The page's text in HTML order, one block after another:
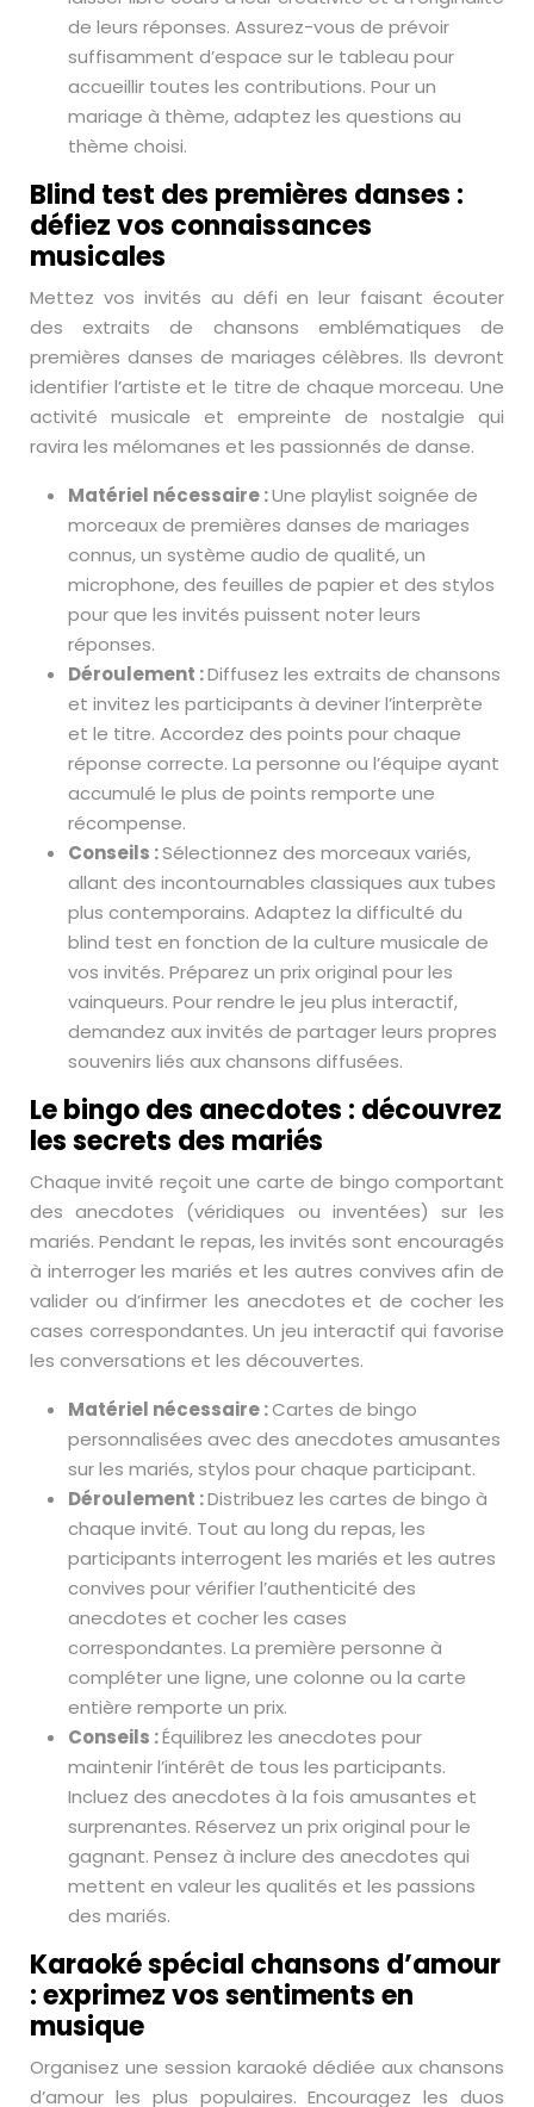
de leurs réponses. Assurez-vous de prévoir
suffisamment d’espace sur le tableau pour
accueillir toutes les contributions. Pour un
mariage à thème, adaptez les questions au
thème choisi.
Blind test des premières danses :
défiez vos connaissances
musicales
Mettez vos invités au défi en leur faisant écouter
des extraits de chansons emblématiques de
premières danses de mariages célèbres. Ils devront
identifier l’artiste et le titre de chaque morceau. Une
activité musicale et empreinte de nostalgie qui
ravira les mélomanes et les passionnés de danse.
Matériel nécessaire :Une playlist soignée de
morceaux de premières danses de mariages
connus, un système audio de qualité, un
microphone, des feuilles de papier et des stylos
pour que les invités puissent noter leurs
réponses.
Déroulement :Diffusez les extraits de chansons
et invitez les participants à deviner l’interprète
et le titre. Accordez des points pour chaque
réponse correcte. La personne ou l’équipe ayant
accumulé le plus de points remporte une
récompense.
Conseils :Sélectionnez des morceaux variés,
allant des incontournables classiques aux tubes
plus contemporains. Adaptez la difficulté du
blind test en fonction de la culture musicale de
vos invités. Préparez un prix original pour les
vainqueurs. Pour rendre le jeu plus interactif,
demandez aux invités de partager leurs propres
souvenirs liés aux chansons diffusées.
Le bingo des anecdotes : découvrez
les secrets des mariés
Chaque invité reçoit une carte de bingo comportant
des anecdotes (véridiques ou inventées) sur les
mariés. Pendant le repas, les invités sont encouragés
à interroger les mariés et les autres convives afin de
valider ou d’infirmer les anecdotes et de cocher les
cases correspondantes. Un jeu interactif qui favorise
les conversations et les découvertes.
Matériel nécessaire :Cartes de bingo
personnalisées avec des anecdotes amusantes
sur les mariés, stylos pour chaque participant.
Déroulement :Distribuez les cartes de bingo à
chaque invité. Tout au long du repas, les
participants interrogent les mariés et les autres
convives pour vérifier l’authenticité des
anecdotes et cocher les cases
correspondantes. La première personne à
compléter une ligne, une colonne ou la carte
entière remporte un prix.
Conseils :Équilibrez les anecdotes pour
maintenir l’intérêt de tous les participants.
Incluez des anecdotes à la fois amusantes et
surprenantes. Réservez un prix original pour le
gagnant. Pensez à inclure des anecdotes qui
mettent en valeur les qualités et les passions
des mariés.
Karaoké spécial chansons d’amour
: exprimez vos sentiments en
musique
Organisez une session karaoké dédiée aux chansons
d’amour les plus populaires. Encouragez les duos